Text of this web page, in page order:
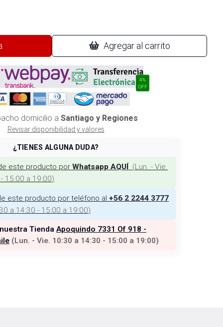
Agregar al carrito
4%
OFF
domicilio a Santiago y Regiones
Revisar disponibilidad y valores
¿TIENES ALGUNA DUDA?
este producto por Whatsapp AQUÍ (Lun. - Vie.
15:00 a 19:00)
este producto por teléfono al +56 2 2244 3777
a 14:30 - 15:00 a 19:00)
Tienda Apoquindo 7331 Of 918 -
(Lun. - Vie. 10:30 a 14:30 - 15:00 a 19:00)